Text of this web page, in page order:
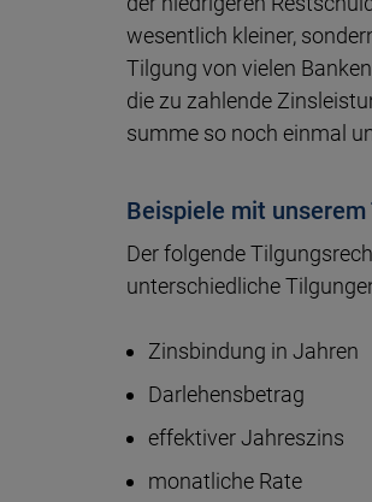
wesentlich kleiner,
Tilgung von vielen
die zu zahlende
summe so noch einmal
Beispiele mit
Der folgende
unterschiedliche
Zinsbindung in Jahren
Darlehensbetrag
effektiver Jahreszins
monatliche Rate